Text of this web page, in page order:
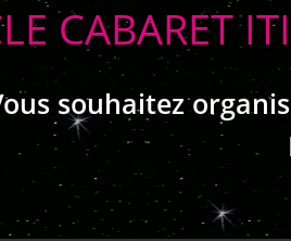
CABARET
souhaitez